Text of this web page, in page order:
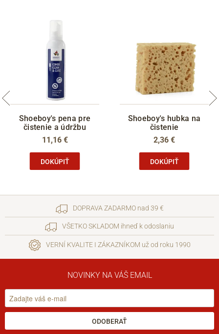
Shoeboy's pena pre
čistenie a údržbu
11,16 €
DOKÚPIŤ
Shoeboy's hubka na
čistenie
2,36 €
DOKÚPIŤ
DOPRAVA ZADARMO nad 39 €
VŠETKO SKLADOM ihneď k odoslaniu
VERNÍ KVALITE I ZÁKAZNÍKOM už od roku 1990
NOVINKY NA VÁŠ EMAIL
ODOBERAŤ